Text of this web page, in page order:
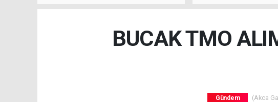
BUCAK TMO
Gündem (Akca